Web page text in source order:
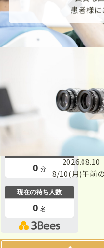
患者様に
2026.08.10
8/10(月)午前
09:00〜12:30
●●●●●/
14:00〜18:00
●/ ●●/ /
※初診の場合 は受付時間が変わり